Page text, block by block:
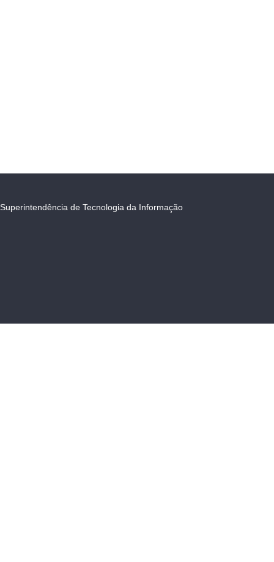
Superintendência de Tecnologia da Informação